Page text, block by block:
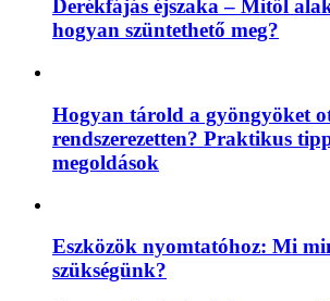
Derékfájás éjszaka – Mitől
hogyan szüntethető meg?
Hogyan tárold a gyöngyöket
rendszerezetten? Praktikus
megoldások
Eszközök nyomtatóhoz: Mi
szükségünk?